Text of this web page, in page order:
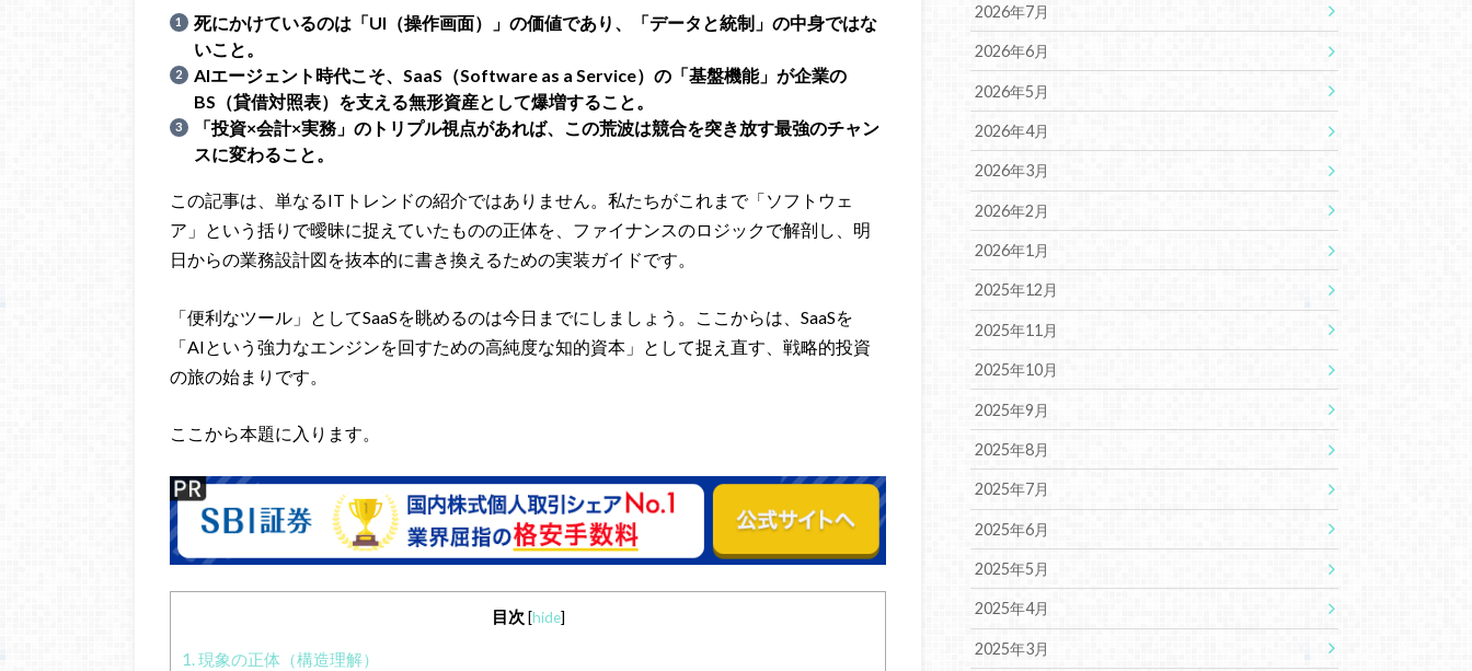
死にかけているのは「UI（操作画面）」の価値であり、「データと統制」の中身ではな
いこと。
AIエージェント時代こそ、SaaS（Software as a Service）の「基盤機能」が企業の
BS（貸借対照表）を支える無形資産として爆増すること。
「投資×会計×実務」のトリプル視点があれば、この荒波は競合を突き放す最強のチャン
スに変わること。
この記事は、単なるITトレンドの紹介ではありません。私たちがこれまで「ソフトウェ
ア」という括りで曖昧に捉えていたものの正体を、ファイナンスのロジックで解剖し、明
日からの業務設計図を抜本的に書き換えるための実装ガイドです。
「便利なツール」としてSaaSを眺めるのは今日までにしましょう。ここからは、SaaSを
「AIという強力なエンジンを回すための高純度な知的資本」として捉え直す、戦略的投資
の旅の始まりです。
ここから本題に入ります。
目次 [hide]
1.現象の正体（構造理解）
2026年7月
2026年6月
2026年5月
2026年4月
2026年3月
2026年2月
2026年1月
2025年12月
2025年11月
2025年10月
2025年9月
2025年8月
2025年7月
2025年6月
2025年5月
2025年4月
2025年3月